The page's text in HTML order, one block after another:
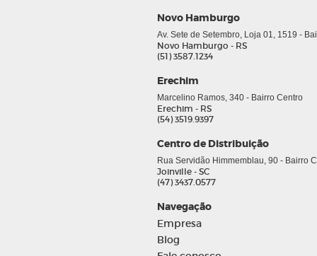
Novo Hamburgo
Av. Sete de Setembro, Loja 01, 1519 -
Novo Hamburgo - RS
(51) 3587.1234
Erechim
Marcelino Ramos, 340 - Bairro Centro
Erechim - RS
(54) 3519.9397
Centro de Distribuição
Rua Servidão Himmemblau, 90 - Bairro
Joinville - SC
(47) 3437.0577
Navegação
Empresa
Blog